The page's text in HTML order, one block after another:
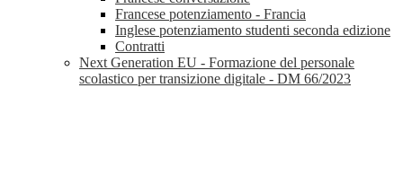
Francese potenziamento - Francia
Inglese potenziamento studenti seconda edizione
Contratti
Next Generation EU - Formazione del personale
scolastico per transizione digitale - DM 66/2023